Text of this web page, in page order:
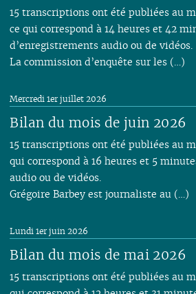
15 transcriptions ont été publiées au
ce qui correspond à 14 heures et 42
d’enregistrements audio ou de vidéos.
La commission d’enquête sur les (…)
Bilan du mois de juin 2026
Mercredi 1er juillet 2026
15 transcriptions ont été publiées au
qui correspond à 16 heures et 5
audio ou de vidéos.
Grégoire Barbey est journaliste au (…)
Bilan du mois de mai 2026
Lundi 1er juin 2026
15 transcriptions ont été publiées au